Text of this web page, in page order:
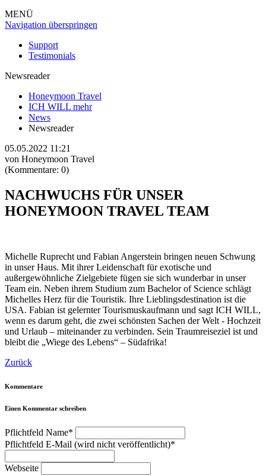
MENÜ
Navigation überspringen
Support
Testimonials
Newsreader
Honeymoon Travel
ICH WILL mehr
News
Newsreader
05.05.2022 11:21
von Honeymoon Travel
(Kommentare: 0)
NACHWUCHS FÜR UNSER
HONEYMOON TRAVEL TEAM
Michelle Ruprecht und Fabian Angerstein bringen neuen Schwung
in unser Haus. Mit ihrer Leidenschaft für exotische und
außergewöhnliche Zielgebiete fügen sie sich wunderbar in unser
Team ein. Neben ihrem Studium zum Bachelor of Science schlägt
Michelles Herz für die Touristik. Ihre Lieblingsdestination ist die
USA. Fabian ist gelernter Tourismuskaufmann und sagt ICH WILL,
wenn es darum geht, die zwei schönsten Sachen der Welt - Hochzeit
und Urlaub – miteinander zu verbinden. Sein Traumreiseziel ist und
bleibt die „Wiege des Lebens“ – Südafrika!
Zurück
Kommentare
Einen Kommentar schreiben
Pflichtfeld Name*
Pflichtfeld E-Mail (wird nicht veröffentlicht)*
Webseite